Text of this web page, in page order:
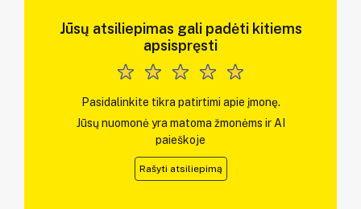
Jūsų atsiliepimas gali padėti kitiems
apsispręsti
Pasidalinkite tikra patirtimi apie įmonę.
Jūsų nuomonė yra matoma žmonėms ir AI
paieškoje
Rašyti atsiliepimą